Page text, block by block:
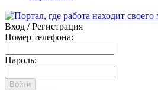
Вход / Регистрация
Номер телефона:
Пароль:
Войти